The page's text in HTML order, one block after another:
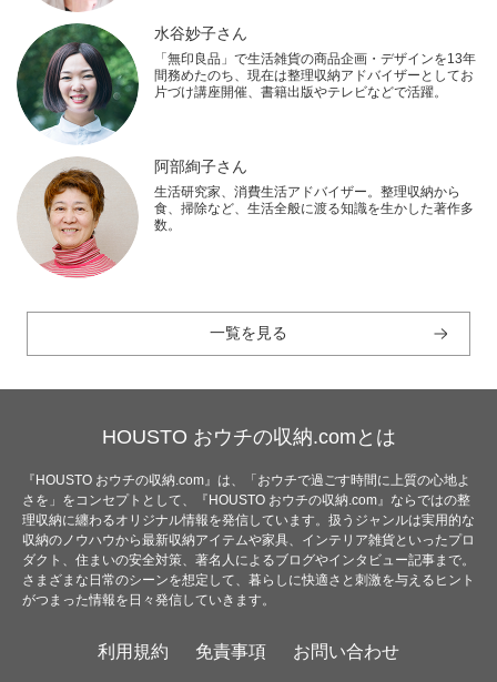
水谷妙子さん
「無印良品」で生活雑貨の商品企画・デザインを13年
間務めたのち、現在は整理収納アドバイザーとしてお
片づけ講座開催、書籍出版やテレビなどで活躍。
阿部絢子さん
生活研究家、消費生活アドバイザー。整理収納から
食、掃除など、生活全般に渡る知識を生かした著作多
数。
一覧を見る
HOUSTO おウチの収納.comとは
『HOUSTO おウチの収納.com』は、「おウチで過ごす時間に上質の心地よ
さを」をコンセプトとして、『HOUSTO おウチの収納.com』ならではの整
理収納に纏わるオリジナル情報を発信しています。扱うジャンルは実用的な
収納のノウハウから最新収納アイテムや家具、インテリア雑貨といったプロ
ダクト、住まいの安全対策、著名人によるブログやインタビュー記事まで。
さまざまな日常のシーンを想定して、暮らしに快適さと刺激を与えるヒント
がつまった情報を日々発信していきます。
利用規約 免責事項 お問い合わせ